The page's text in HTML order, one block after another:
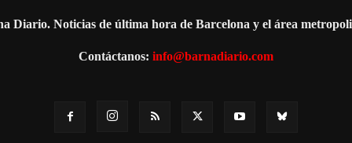
Diario. Noticias de última hora de Barcelona y el área
Contáctanos: info@barnadiario.com